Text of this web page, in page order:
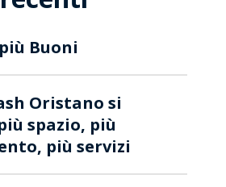
Buoni
Oristano si
spazio, più
più servizi